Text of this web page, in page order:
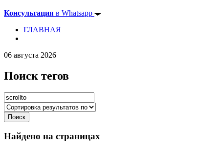
Консультация в Whatsapp
ГЛАВНАЯ
06 августа 2026
Поиск тегов
Найдено на страницах